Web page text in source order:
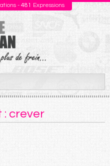
- 481 Expressions
: crever